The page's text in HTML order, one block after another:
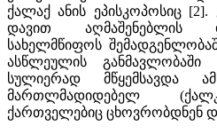
ქალაქ ანის ეპისკოპოსიც
დავით აღმაშენებლის
სახელმწიფოს
ასწლეულის განმავლობაში
სულიერად მწყემსავდა
მართლმადიდებელ
ქართველებიც ცხოვრობდნენ